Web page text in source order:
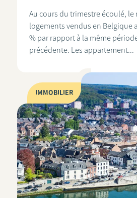
Au cours du trimestre écoulé, le
logements vendus en Belgique
% par rapport à la même
précédente. Les appartement...
IMMOBILIER